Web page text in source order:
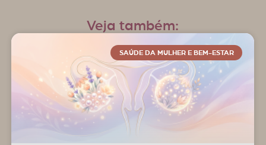
Veja também:
SAÚDE DA MULHER E BEM-ESTAR